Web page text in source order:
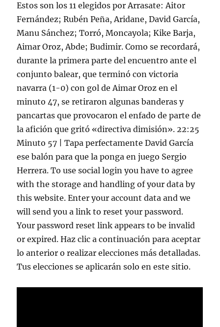
Estos son los 11 elegidos por Arrasate: Aitor
Fernández; Rubén Peña, Aridane, David García,
Manu Sánchez; Torró, Moncayola; Kike Barja,
Aimar Oroz, Abde; Budimir. Como se recordará,
durante la primera parte del encuentro ante el
conjunto balear, que terminó con victoria
navarra (1-0) con gol de Aimar Oroz en el
minuto 47, se retiraron algunas banderas y
pancartas que provocaron el enfado de parte de
la afición que gritó «directiva dimisión». 22:25
Minuto 57 | Tapa perfectamente David García
ese balón para que la ponga en juego Sergio
Herrera. To use social login you have to agree
with the storage and handling of your data by
this website. Enter your account data and we
will send you a link to reset your password.
Your password reset link appears to be invalid
or expired. Haz clic a continuación para aceptar
lo anterior o realizar elecciones más detalladas.
Tus elecciones se aplicarán solo en este sitio.